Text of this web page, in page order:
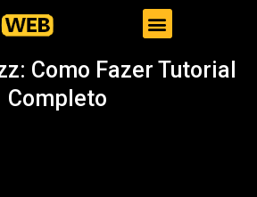
Como Fazer Tutorial
Completo